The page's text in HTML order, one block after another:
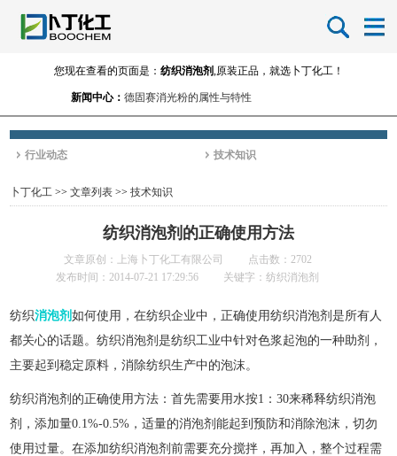
您现在查看的页面是： 纺织消泡剂,原装正品，就选卜丁化工！
新闻中心： 德固赛消光粉的属性与特性
涂料用消光粉的使用方法小结
进口消光粉的品牌-消光粉的生产厂家
行业动态
技术知识
卜丁化工 >>文章列表 >>技术知识
纺织消泡剂的正确使用方法
文章原创：上海卜丁化工有限公司
点击数：2702
发布时间：2014-07-21 17:29:56
关键字：纺织消泡剂
纺织消泡剂如何使用，在纺织企业中，正确使用纺织消泡剂是所有人
都关心的话题。纺织消泡剂是纺织工业中针对色浆起泡的一种助剂，
主要起到稳定原料，消除纺织生产中的泡沫。
纺织消泡剂的正确使用方法：首先需要用水按1：30来稀释纺织消泡
剂，添加量0.1%-0.5%，适量的消泡剂能起到预防和消除泡沫，切勿
使用过量。在添加纺织消泡剂前需要充分搅拌，再加入，整个过程需